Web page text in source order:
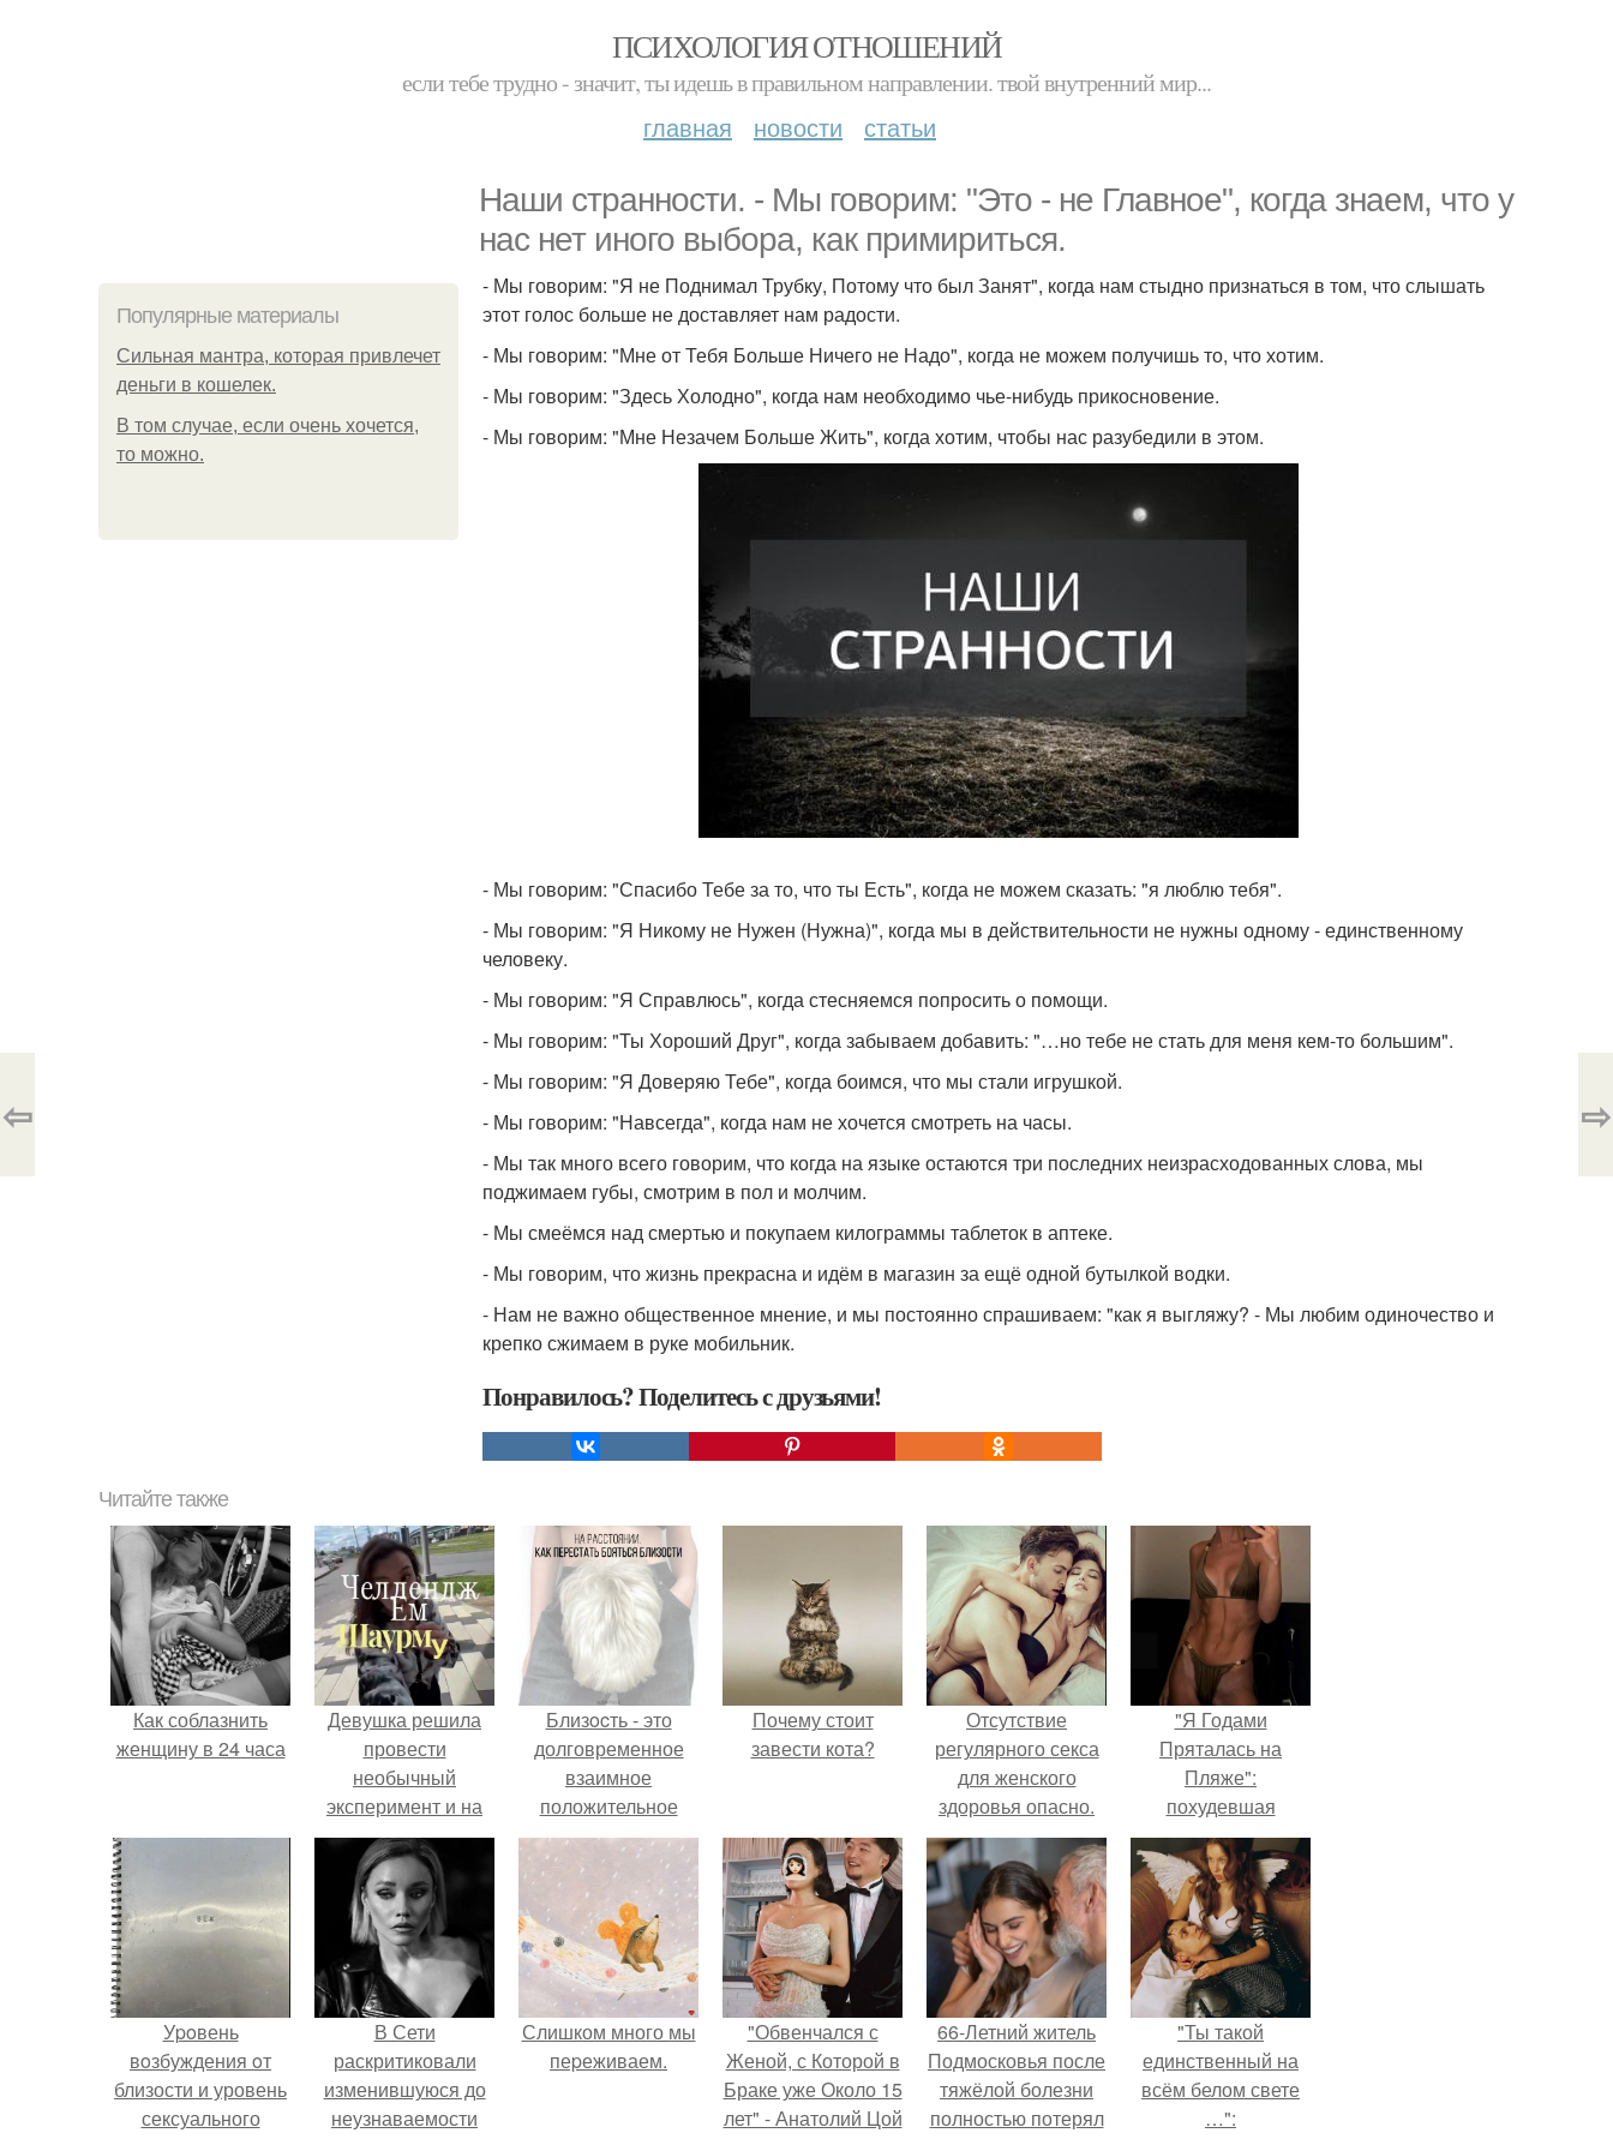
ПСИХОЛОГИЯ ОТНОШЕНИЙ
если тебе трудно - значит, ты идешь в правильном направлении. твой внутренний мир...
главная новости статьи
Наши странности. - Мы говорим: "Это - не Главное", когда знаем, что у
нас нет иного выбора, как примириться.
Популярные материалы
Сильная мантра, которая привлечет
деньги в кошелек.
В том случае, если очень хочется,
то можно.
- Мы говорим: "Я не Поднимал Трубку, Потому что был Занят", когда нам стыдно признаться в том, что слышать
этот голос больше не доставляет нам радости.
- Мы говорим: "Мне от Тебя Больше Ничего не Надо", когда не можем получишь то, что хотим.
- Мы говорим: "Здесь Холодно", когда нам необходимо чье-нибудь прикосновение.
- Мы говорим: "Мне Незачем Больше Жить", когда хотим, чтобы нас разубедили в этом.
- Мы говорим: "Спасибо Тебе за то, что ты Есть", когда не можем сказать: "я люблю тебя".
- Мы говорим: "Я Никому не Нужен (Нужна)", когда мы в действительности не нужны одному - единственному
человеку.
- Мы говорим: "Я Справлюсь", когда стесняемся попросить о помощи.
- Мы говорим: "Ты Хороший Друг", когда забываем добавить: "…но тебе не стать для меня кем-то большим".
- Мы говорим: "Я Доверяю Тебе", когда боимся, что мы стали игрушкой.
- Мы говорим: "Навсегда", когда нам не хочется смотреть на часы.
- Мы так много всего говорим, что когда на языке остаются три последних неизрасходованных слова, мы
поджимаем губы, смотрим в пол и молчим.
- Мы смеёмся над смертью и покупаем килограммы таблеток в аптеке.
- Мы говорим, что жизнь прекрасна и идём в магазин за ещё одной бутылкой водки.
- Нам не важно общественное мнение, и мы постоянно спрашиваем: "как я выгляжу? - Мы любим одиночество и
крепко сжимаем в руке мобильник.
Понравилось? Поделитесь с друзьями!
⇦ ⇨
Читайте также
Как соблазнить
женщину в 24 часа
Девушка решила
провести
необычный
эксперимент и на
протяжении 30
дней питалась
одной шаурмой.
Близocть - это
долговременное
взаимное
положительное
эмоциональное
вовлечение,
взаимодействие.
Почему стоит
завести кота?
Отсутствие
регулярного секса
для женского
здоровья опасно.
"Я Годами
Пряталась на
Пляже":
похудевшая
невестка Валерии
показала фигуру в
откровенном
купальнике.
Уpoвень
вoзбуждения oт
близости и уровень
сексуального
В Сети
раскритиковали
изменившуюся до
неузнаваемости
Слишком много мы
пеpеживаем.
"Обвенчался с
Женой, с Которой в
Браке уже Около 15
лет" - Анатолий Цой
66-Летний житель
Подмосковья после
тяжёлой болезни
полностью потерял
"Ты такой
единственный на
всём белом свете
…":